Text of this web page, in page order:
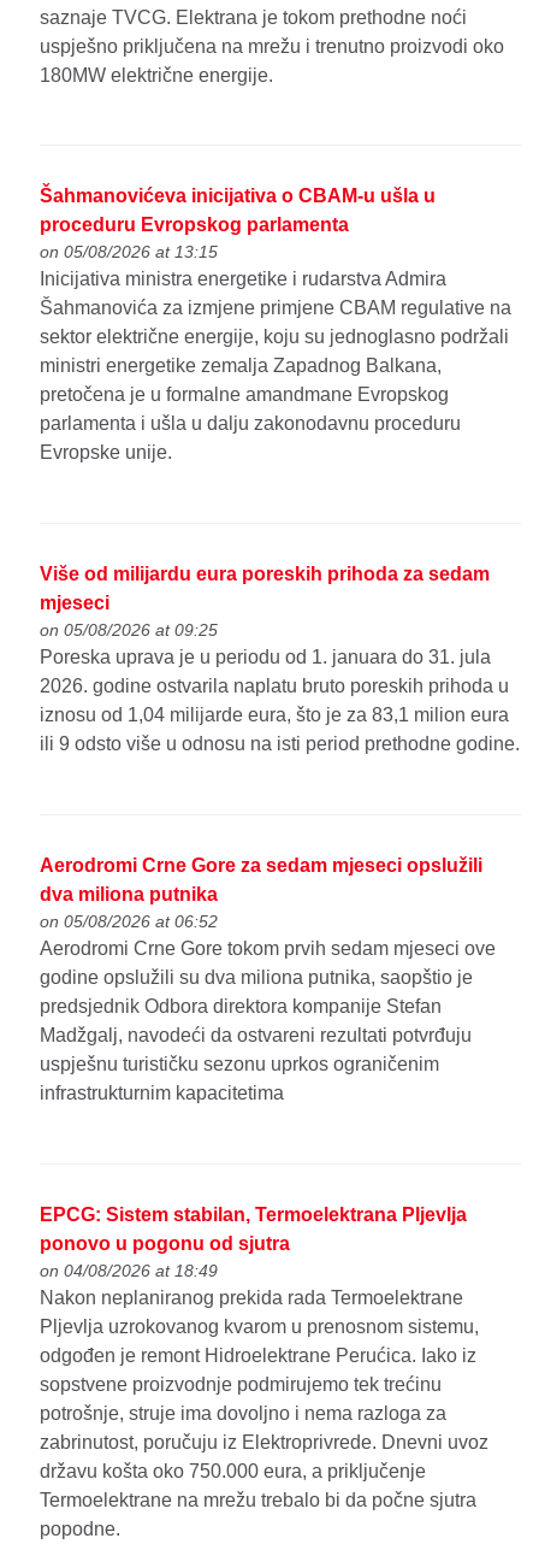
saznaje TVCG. Elektrana je tokom prethodne noći
uspješno priključena na mrežu i trenutno proizvodi oko
180MW električne energije.
Šahmanovićeva inicijativa o CBAM-u ušla u
proceduru Evropskog parlamenta
on 05/08/2026 at 13:15
Inicijativa ministra energetike i rudarstva Admira
Šahmanovića za izmjene primjene CBAM regulative na
sektor električne energije, koju su jednoglasno podržali
ministri energetike zemalja Zapadnog Balkana,
pretočena je u formalne amandmane Evropskog
parlamenta i ušla u dalju zakonodavnu proceduru
Evropske unije.
Više od milijardu eura poreskih prihoda za sedam
mjeseci
on 05/08/2026 at 09:25
Poreska uprava je u periodu od 1. januara do 31. jula
2026. godine ostvarila naplatu bruto poreskih prihoda u
iznosu od 1,04 milijarde eura, što je za 83,1 milion eura
ili 9 odsto više u odnosu na isti period prethodne godine.
Aerodromi Crne Gore za sedam mjeseci opslužili
dva miliona putnika
on 05/08/2026 at 06:52
Aerodromi Crne Gore tokom prvih sedam mjeseci ove
godine opslužili su dva miliona putnika, saopštio je
predsjednik Odbora direktora kompanije Stefan
Madžgalj, navodeći da ostvareni rezultati potvrđuju
uspješnu turističku sezonu uprkos ograničenim
infrastrukturnim kapacitetima
EPCG: Sistem stabilan, Termoelektrana Pljevlja
ponovo u pogonu od sjutra
on 04/08/2026 at 18:49
Nakon neplaniranog prekida rada Termoelektrane
Pljevlja uzrokovanog kvarom u prenosnom sistemu,
odgođen je remont Hidroelektrane Perućica. Iako iz
sopstvene proizvodnje podmirujemo tek trećinu
potrošnje, struje ima dovoljno i nema razloga za
zabrinutost, poručuju iz Elektroprivrede. Dnevni uvoz
državu košta oko 750.000 eura, a priključenje
Termoelektrane na mrežu trebalo bi da počne sjutra
popodne.